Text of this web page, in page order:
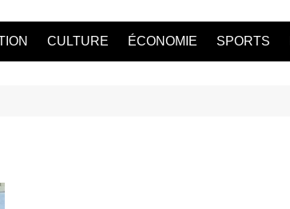
CULTURE ÉCONOMIE SPORTS